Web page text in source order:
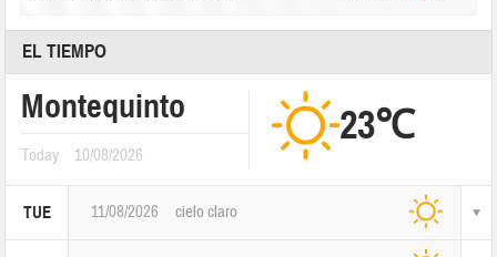
EL TIEMPO
Montequinto
Today 10/08/2026
23℃
TUE 11/08/2026 cielo claro